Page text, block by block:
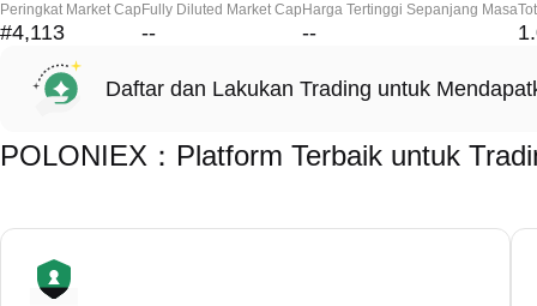
Peringkat Market Cap
#4,113
Fully Diluted Market Cap
--
Harga Tertinggi Sepanjang Masa
--
Daftar dan Lakukan Trading untuk
POLONIEX：Platform Terbaik untuk